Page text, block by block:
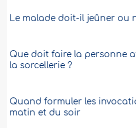
Le malade doit-il jeûner ou
Que doit faire la personne
la sorcellerie ?
Quand formuler les
matin et du soir